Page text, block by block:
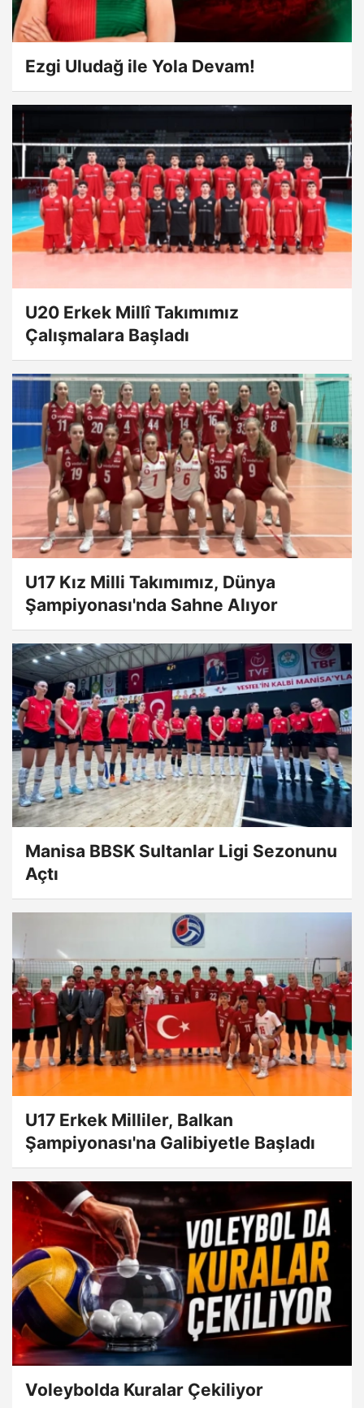
Ezgi Uludağ ile Yola Devam!
U20 Erkek Millî Takımımız
Çalışmalara Başladı
U17 Kız Milli Takımımız, Dünya
Şampiyonası'nda Sahne Alıyor
Manisa BBSK Sultanlar Ligi Sezonunu
Açtı
U17 Erkek Milliler, Balkan
Şampiyonası'na Galibiyetle Başladı
Voleybolda Kuralar Çekiliyor